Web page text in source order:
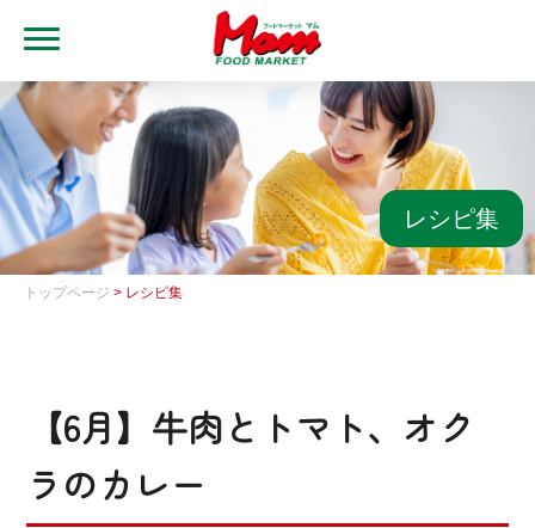
トップ
ブランド・店舗
マムアプリ
マムEdy
グループ一覧
採用情報
レシピ集
トップページ > レシピ集
【6月】牛肉とトマト、オク
ラのカレー